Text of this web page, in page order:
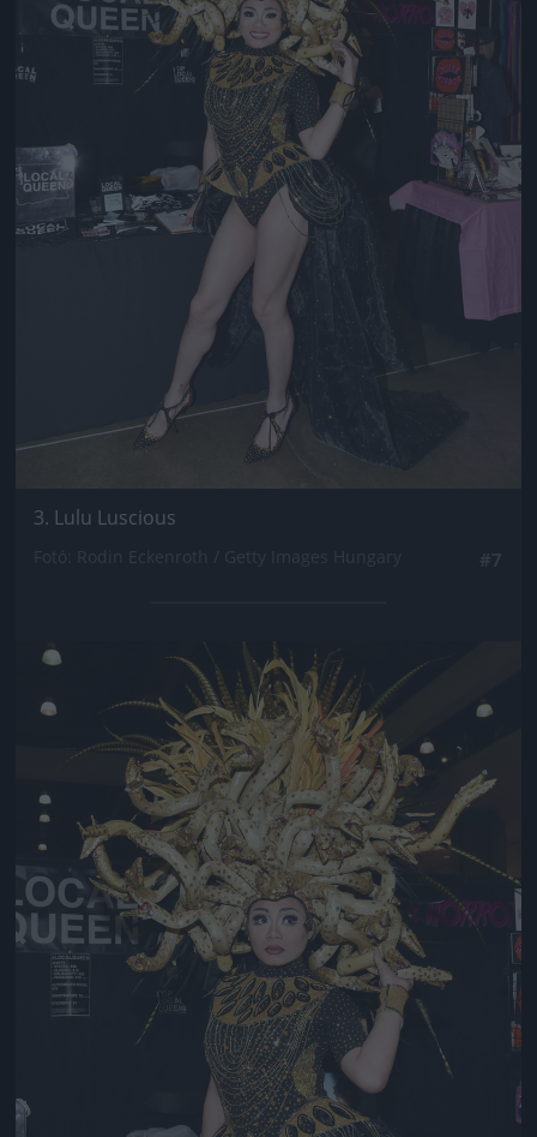
3. Lulu Luscious
Jön még kép!